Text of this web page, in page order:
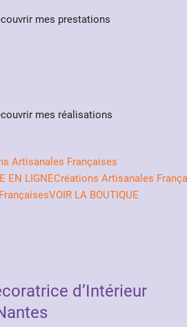
mes prestations
mes réalisations
Artisanales Françaises
EN LIGNECréations Artisanales
LA BOUTIQUE
d’Intérieur